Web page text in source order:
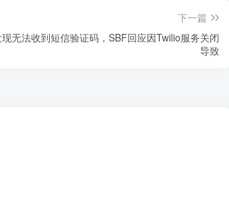
下一篇
无法收到短信验证码，SBF回应因Twilio服务关闭
导致